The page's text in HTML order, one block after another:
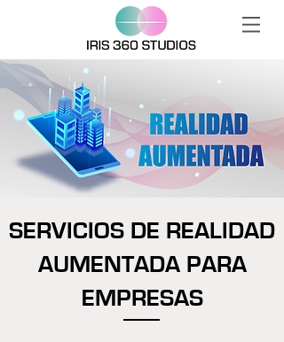
SERVICIOS DE REALIDAD
AUMENTADA PARA
EMPRESAS